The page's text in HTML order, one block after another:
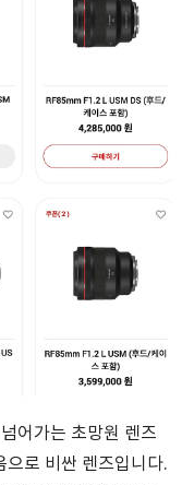
어가는 초망원 렌즈
로 비싼 렌즈입니다.